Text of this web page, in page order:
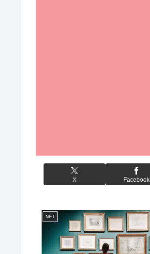
X Facebook
NFT